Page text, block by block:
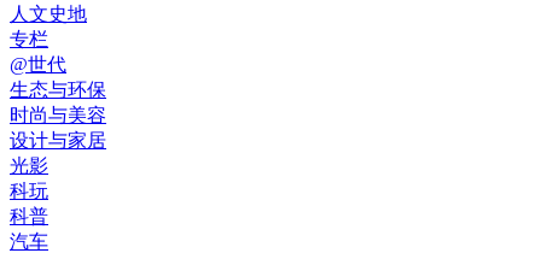
人文史地
专栏
@世代
生态与环保
时尚与美容
设计与家居
光影
科玩
科普
汽车